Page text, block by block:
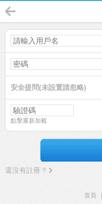
安全提問(未設置請忽略)
點擊重新加載
還沒有註冊？
首頁